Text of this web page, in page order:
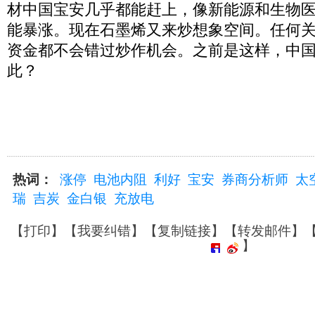
材中国宝安几乎都能赶上，像新能源和生物
能暴涨。现在石墨烯又来炒想象空间。任何
资金都不会错过炒作机会。之前是这样，中
此？
热词： 涨停 电池内阻 利好 宝安 券商分析师 太
瑞 吉炭 金白银 充放电
【打印】【我要纠错】【复制链接】【转发邮件】
】